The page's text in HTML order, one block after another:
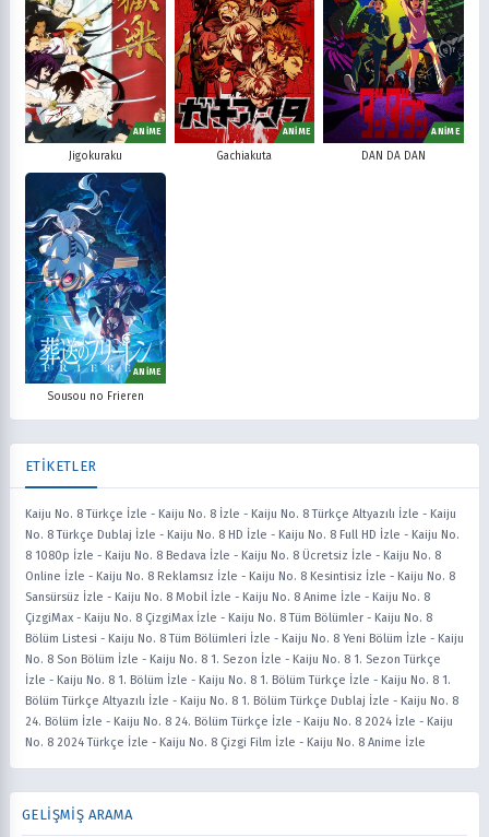
ANİME
Jigokuraku
ANİME
Gachiakuta
ANİME
DAN DA DAN
ANİME
Sousou no Frieren
ETİKETLER
Kaiju No. 8 Türkçe İzle - Kaiju No. 8 İzle - Kaiju No. 8 Türkçe Altyazılı İzle - Kaiju
No. 8 Türkçe Dublaj İzle - Kaiju No. 8 HD İzle - Kaiju No. 8 Full HD İzle - Kaiju No.
8 1080p İzle - Kaiju No. 8 Bedava İzle - Kaiju No. 8 Ücretsiz İzle - Kaiju No. 8
Online İzle - Kaiju No. 8 Reklamsız İzle - Kaiju No. 8 Kesintisiz İzle - Kaiju No. 8
Sansürsüz İzle - Kaiju No. 8 Mobil İzle - Kaiju No. 8 Anime İzle - Kaiju No. 8
ÇizgiMax - Kaiju No. 8 ÇizgiMax İzle - Kaiju No. 8 Tüm Bölümler - Kaiju No. 8
Bölüm Listesi - Kaiju No. 8 Tüm Bölümleri İzle - Kaiju No. 8 Yeni Bölüm İzle - Kaiju
No. 8 Son Bölüm İzle - Kaiju No. 8 1. Sezon İzle - Kaiju No. 8 1. Sezon Türkçe
İzle - Kaiju No. 8 1. Bölüm İzle - Kaiju No. 8 1. Bölüm Türkçe İzle - Kaiju No. 8 1.
Bölüm Türkçe Altyazılı İzle - Kaiju No. 8 1. Bölüm Türkçe Dublaj İzle - Kaiju No. 8
24. Bölüm İzle - Kaiju No. 8 24. Bölüm Türkçe İzle - Kaiju No. 8 2024 İzle - Kaiju
No. 8 2024 Türkçe İzle - Kaiju No. 8 Çizgi Film İzle - Kaiju No. 8 Anime İzle
GELİŞMİŞ ARAMA